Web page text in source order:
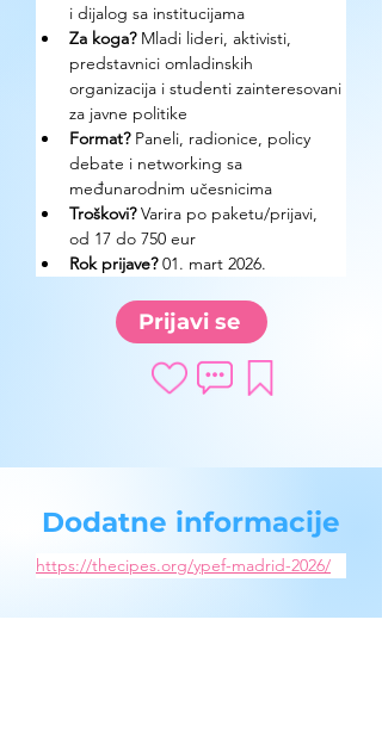
i dijalog sa institucijama
Za koga? Mladi lideri, aktivisti,
predstavnici omladinskih
organizacija i studenti zainteresovani
za javne politike
Format? Paneli, radionice, policy
debate i networking sa
međunarodnim učesnicima
Troškovi? Varira po paketu/prijavi,
od 17 do 750 eur
Rok prijave? 01. mart 2026.
Prijavi se
Dodatne informacije
https://thecipes.org/ypef-madrid-2026/